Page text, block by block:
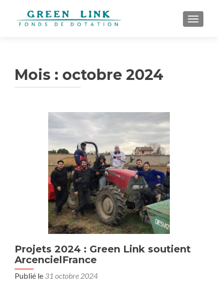
Mois : octobre 2024
Projets 2024 : Green Link soutient
ArcencielFrance
Publié le 31 octobre 2024